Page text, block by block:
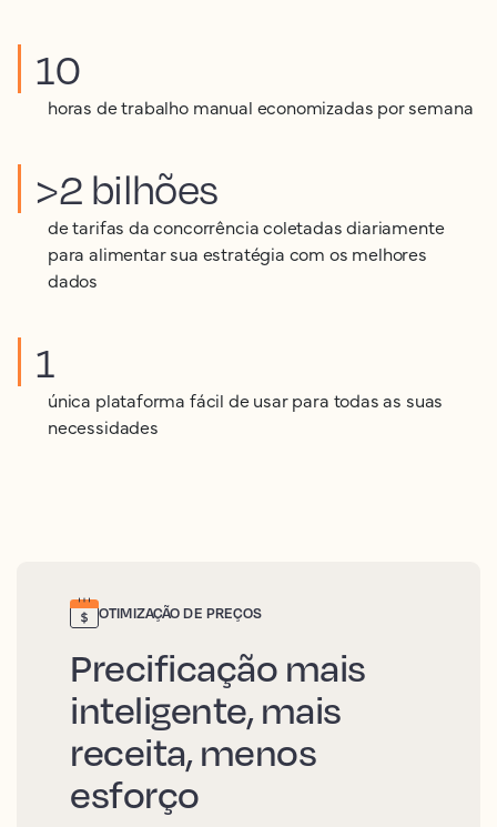
10
horas de trabalho manual economizadas por semana
>2 bilhões
de tarifas da concorrência coletadas diariamente
para alimentar sua estratégia com os melhores
dados
1
única plataforma fácil de usar para todas as suas
necessidades
OTIMIZAÇÃO DE PREÇOS
Precificação mais
inteligente, mais
receita, menos
esforço